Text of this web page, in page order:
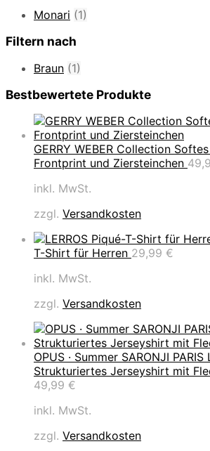
Monari (1)
Filtern nach
Braun (1)
Bestbewertete Produkte
GERRY WEBER Collection
Frontprint und Ziersteinchen
inkl. MwSt.
zzgl. Versandkosten
T-Shirt für Herren 29,99 €
inkl. MwSt.
zzgl. Versandkosten
OPUS · Summer SARONJI PARIS
Strukturiertes Jerseyshirt mit
49,99 €
inkl. MwSt.
zzgl. Versandkosten